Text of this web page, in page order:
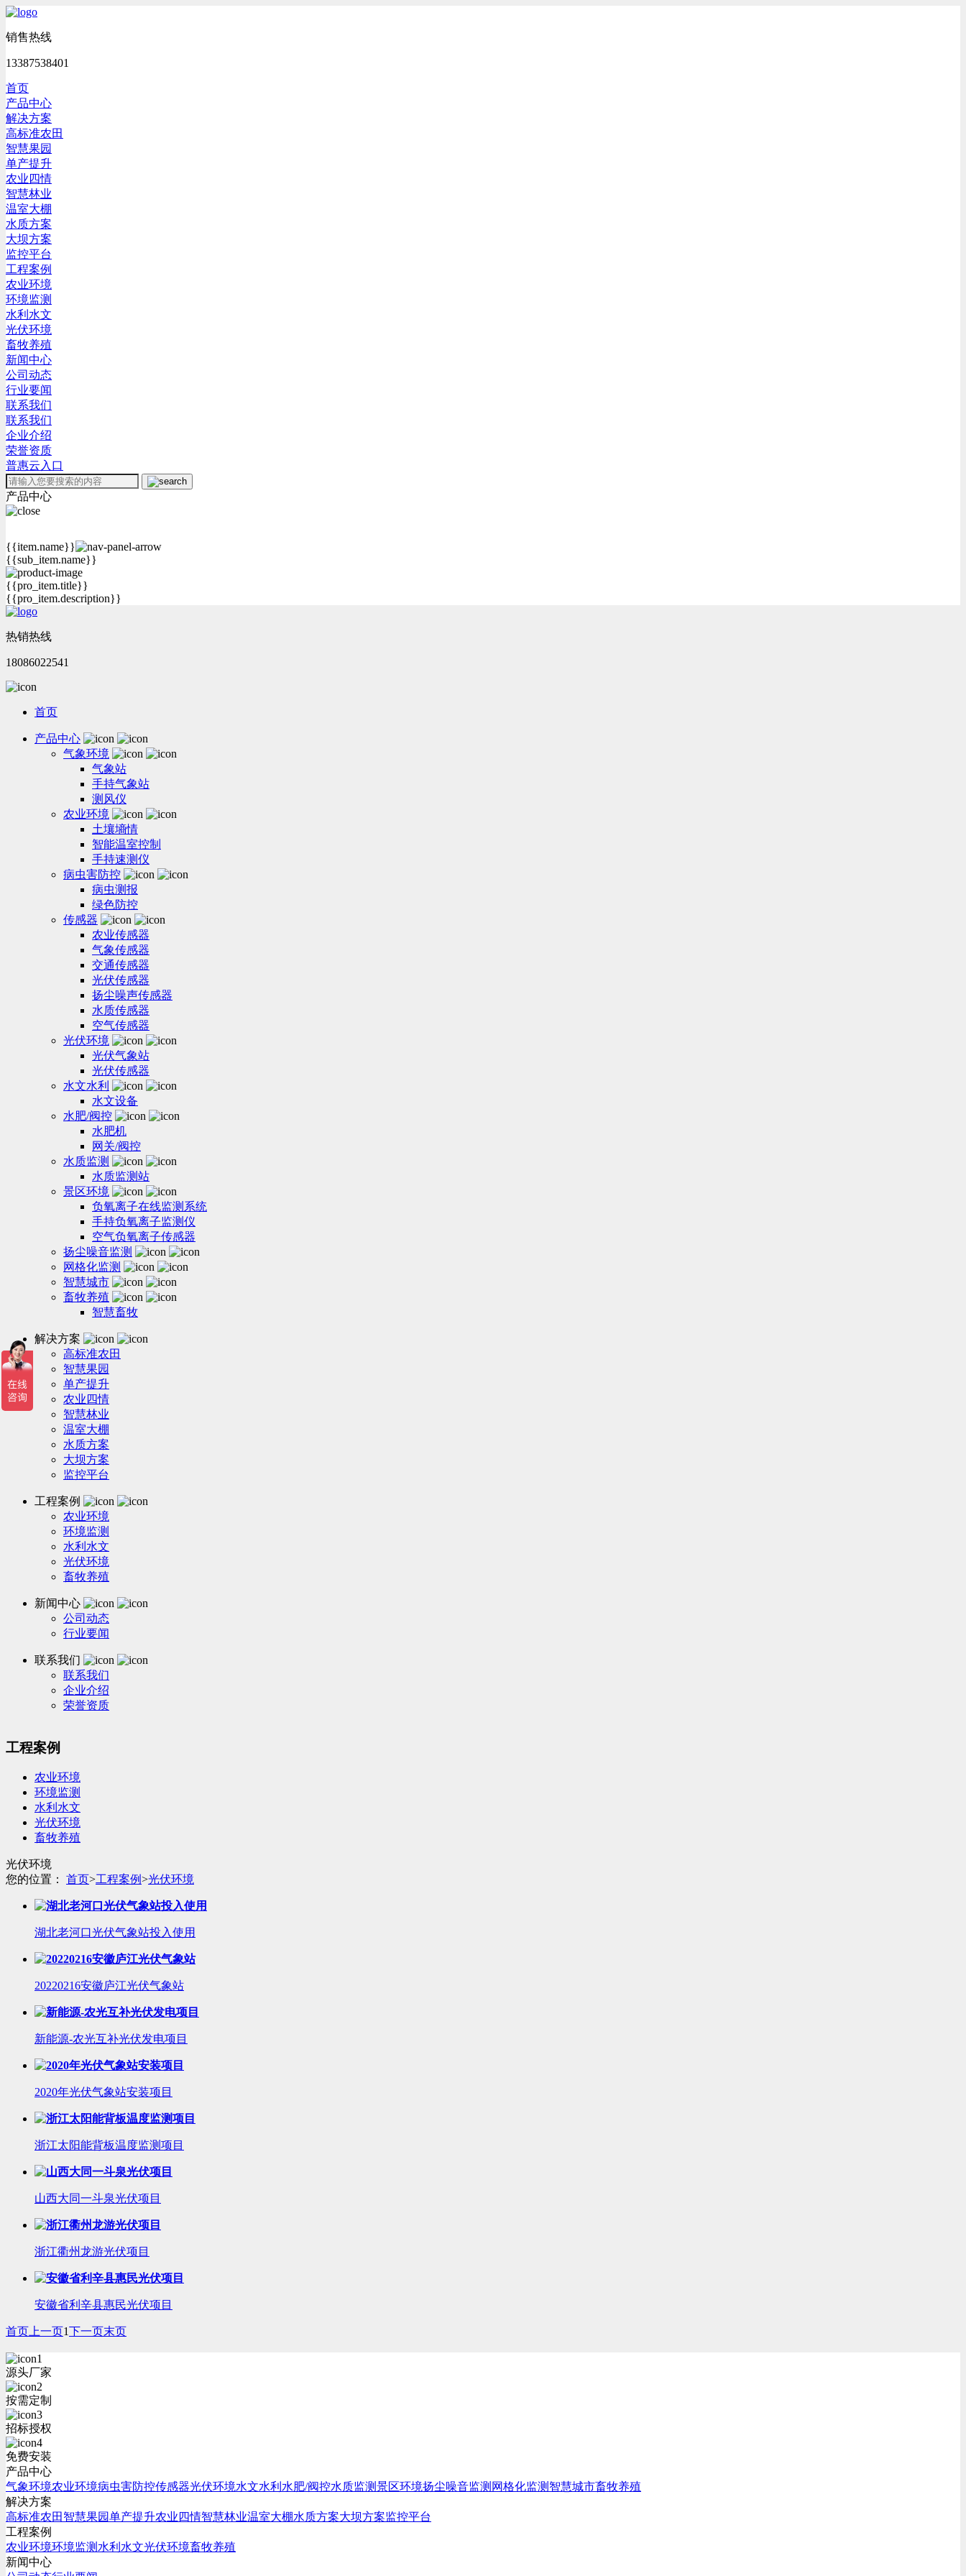
销售热线
13387538401
首页
产品中心
解决方案
高标准农田
智慧果园
单产提升
农业四情
智慧林业
温室大棚
水质方案
大坝方案
监控平台
工程案例
农业环境
环境监测
水利水文
光伏环境
畜牧养殖
新闻中心
公司动态
行业要闻
联系我们
联系我们
企业介绍
荣誉资质
普惠云入口
产品中心
{{item.name}}
{{sub_item.name}}
{{pro_item.title}}
{{pro_item.description}}
热销热线
18086022541
首页
产品中心
气象环境
气象站
手持气象站
测风仪
农业环境
土壤墒情
智能温室控制
手持速测仪
病虫害防控
病虫测报
绿色防控
传感器
农业传感器
气象传感器
交通传感器
光伏传感器
扬尘噪声传感器
水质传感器
空气传感器
光伏环境
光伏气象站
光伏传感器
水文水利
水文设备
水肥/阀控
水肥机
网关/阀控
水质监测
水质监测站
景区环境
负氧离子在线监测系统
手持负氧离子监测仪
空气负氧离子传感器
扬尘噪音监测
网格化监测
智慧城市
畜牧养殖
智慧畜牧
解决方案
高标准农田
智慧果园
单产提升
农业四情
智慧林业
温室大棚
水质方案
大坝方案
监控平台
工程案例
农业环境
环境监测
水利水文
光伏环境
畜牧养殖
新闻中心
公司动态
行业要闻
联系我们
联系我们
企业介绍
荣誉资质
工程案例
农业环境
环境监测
水利水文
光伏环境
畜牧养殖
光伏环境
您的位置： 首页>工程案例>光伏环境
湖北老河口光伏气象站投入使用
20220216安徽庐江光伏气象站
新能源-农光互补光伏发电项目
2020年光伏气象站安装项目
浙江太阳能背板温度监测项目
山西大同一斗泉光伏项目
浙江衢州龙游光伏项目
安徽省利辛县惠民光伏项目
首页上一页1下一页末页
源头厂家
按需定制
招标授权
免费安装
产品中心
气象环境农业环境病虫害防控传感器光伏环境水文水利 水肥/阀控水质监测景区环境扬尘噪音监测 网格化监测 智慧城市畜牧养殖
解决方案
高标准农田 智慧果园单产提升农业四情智慧林业温室大棚水质方案大坝方案监控平台
工程案例
农业环境环境监测水利水文光伏环境畜牧养殖
新闻中心